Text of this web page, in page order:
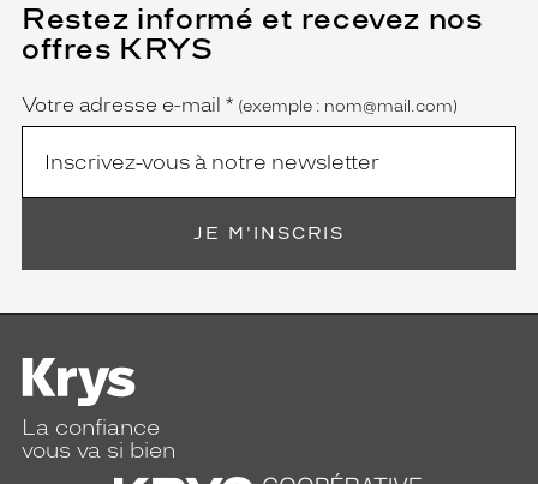
Restez informé et recevez nos
offres KRYS
Name
Votre adresse e-mail *
(Ce
champ
est
obligatoire)
(exemple : nom@mail.com)
JE M'INSCRIS
La confiance
vous va si bien